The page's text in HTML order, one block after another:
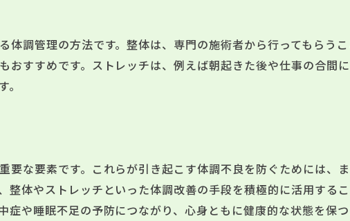
調管理の方法です。整体は、専門の施術者から行ってもらう
すすめです。ストレッチは、例えば朝起きた後や仕事の合間
な要素です。これらが引き起こす体調不良を防ぐためには、
体やストレッチといった体調改善の手段を積極的に活用する
や睡眠不足の予防につながり、心身ともに健康的な状態を保